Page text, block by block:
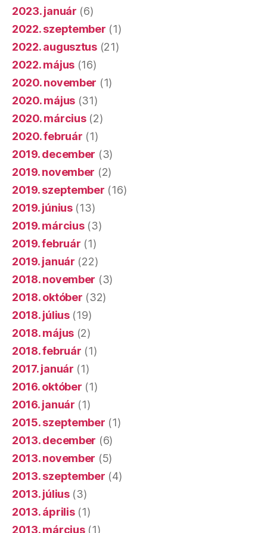
2023. január (6)
2022. szeptember (1)
2022. augusztus(21)
2022. május (16)
2020. november (1)
2020. május (31)
2020. március(2)
2020. február (1)
2019. december (3)
2019. november (2)
2019. szeptember (16)
2019. június(13)
2019. március(3)
2019. február (1)
2019. január (22)
2018. november (3)
2018. október (32)
2018. július(19)
2018. május (2)
2018. február (1)
2017. január (1)
2016. október (1)
2016. január (1)
2015. szeptember (1)
2013. december (6)
2013. november (5)
2013. szeptember (4)
2013. július(3)
2013. április(1)
2013. március(1)